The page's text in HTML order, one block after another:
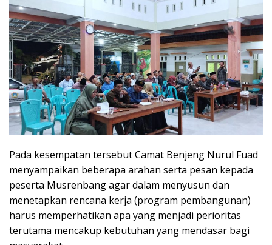
Pada kesempatan tersebut Camat Benjeng Nurul Fuad
menyampaikan beberapa arahan serta pesan kepada
peserta Musrenbang agar dalam menyusun dan
menetapkan rencana kerja (program pembangunan)
harus memperhatikan apa yang menjadi perioritas
terutama mencakup kebutuhan yang mendasar bagi